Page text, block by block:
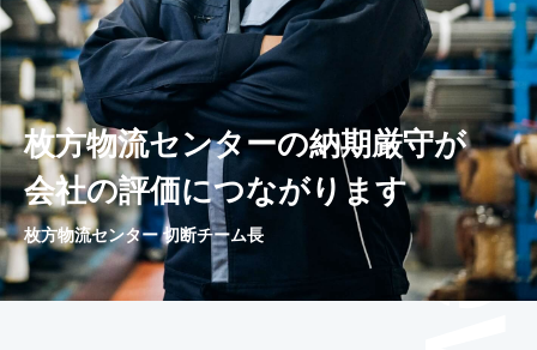
枚方物流センターの納期厳守が
会社の評価につながります
枚方物流センター 切断チーム長